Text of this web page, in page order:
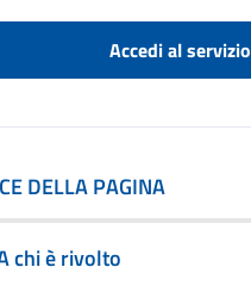
Accedi al servizio
DELLA PAGINA
chi è rivolto